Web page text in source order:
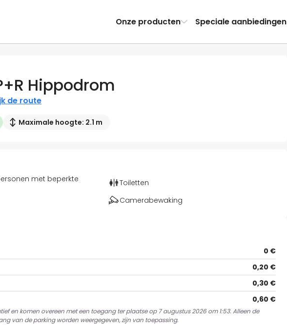
Onze producten Speciale aanbiedingen
Hippodrom
de route
Maximale hoogte: 2.1 m
met beperkte
Toiletten
Camerabewaking
0 €
0,20 €
0,30 €
0,60 €
en komen overeen met een toegang ter plaatse op 7 augustus 2026 om 1:53. Alleen de
van de parking worden weergegeven, zijn van toepassing.